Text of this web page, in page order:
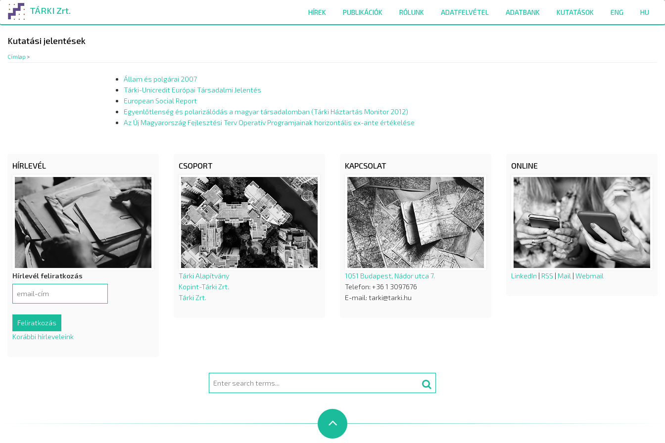
Ugrás
tartalomra
TÁRKI Zrt. HÍREK PUBLIKÁCIÓK RÓLUNK ADATFELVÉTEL ADATBANK KUTATÁSOK ENG HU
Kutatási jelentések
Címlap >
Állam és polgárai 2007
Tárki-Unicredit Európai Társadalmi Jelentés
European Social Report
Egyenlőtlenség és polarizálódás a magyar társadalomban (Tárki Háztartás Monitor 2012)
Az Új Magyarország Fejlesztési Terv Operatív Programjainak horizontális ex-ante értékelése
HÍRLEVÉL
Hírlevél feliratkozás
Korábbi hírleveleink
CSOPORT
Tárki Alapítvány
Kopint-Tárki Zrt.
Tárki Zrt.
KAPCSOLAT
1051 Budapest, Nádor utca 7.
Telefon: +36 1 3097676
E-mail: tarki@tarki.hu
ONLINE
LinkedIn RSS Mail Webmail